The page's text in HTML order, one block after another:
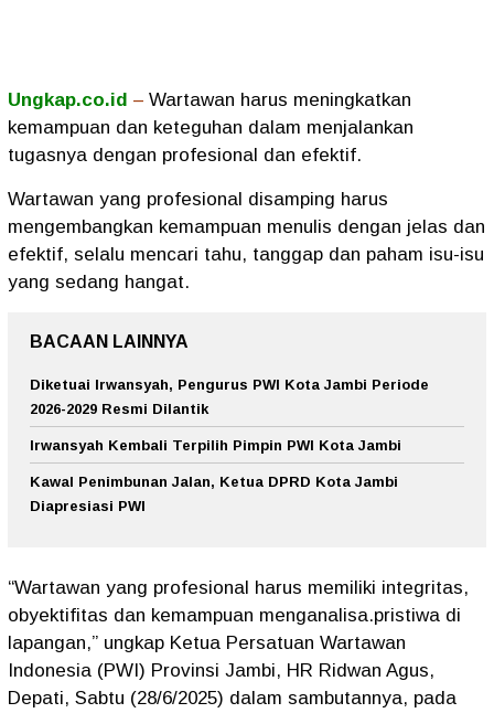
Ungkap.co.id – Wartawan harus meningkatkan
kemampuan dan keteguhan dalam menjalankan
tugasnya dengan profesional dan efektif.
Wartawan yang profesional disamping harus
mengembangkan kemampuan menulis dengan jelas dan
efektif, selalu mencari tahu, tanggap dan paham isu-isu
yang sedang hangat.
BACAAN LAINNYA
Diketuai Irwansyah, Pengurus PWI Kota Jambi Periode
2026-2029 Resmi Dilantik
Irwansyah Kembali Terpilih Pimpin PWI Kota Jambi
Kawal Penimbunan Jalan, Ketua DPRD Kota Jambi
Diapresiasi PWI
“Wartawan yang profesional harus memiliki integritas,
obyektifitas dan kemampuan menganalisa.pristiwa di
lapangan,” ungkap Ketua Persatuan Wartawan
Indonesia (PWI) Provinsi Jambi, HR Ridwan Agus,
Depati, Sabtu (28/6/2025) dalam sambutannya, pada